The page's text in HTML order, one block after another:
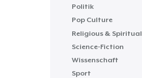
Politik
Pop Culture
Religious & Spiritual
Science-Fiction
Wissenschaft
Sport